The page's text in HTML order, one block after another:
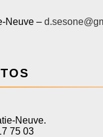
Neuve –
Neuve.
75 03